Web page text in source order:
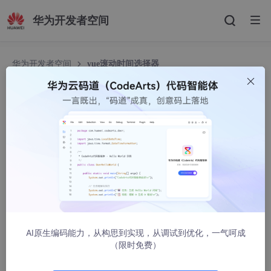
华为开发者空间
华为开发者空间 vue滚动时间选择器
vue滚动时间选择器
小郑！
3740人浏览 · 2021-08-19 14:47:56
vue滚动时间选择器
AI原生编码能力，从构思到实现，从调试到优化，一气呵成
（限时免费）